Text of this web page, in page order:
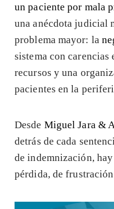
un paciente por mala
una anécdota judicial
problema mayor: la
sistema con
recursos y una
pacientes en la
Desde Miguel Jara &
detrás de cada
de indemnización,
pérdida, de